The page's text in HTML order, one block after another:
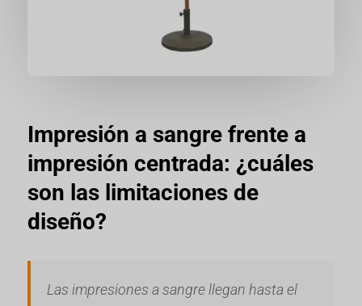
Impresión a sangre frente a
impresión centrada: ¿cuáles
son las limitaciones de
diseño?
Las impresiones a sangre llegan hasta el